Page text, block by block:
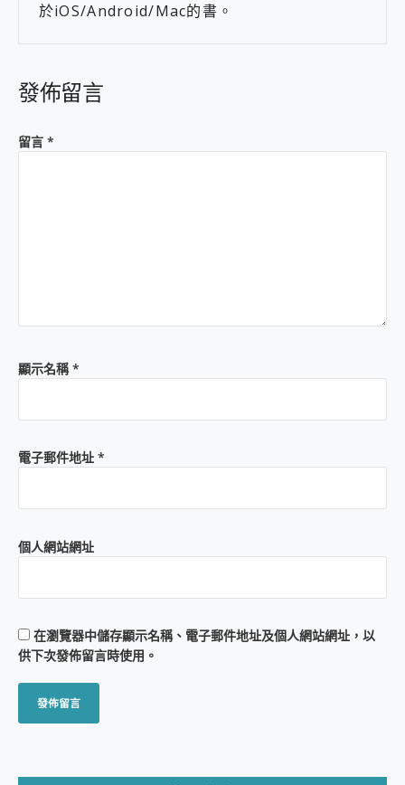
於iOS/Android/Mac的書。
發佈留言
留言 *
顯示名稱*
電子郵件地址 *
個人網站網址
在瀏覽器中儲存顯示名稱、電子郵件地址及個人網站網址，以
供下次發佈留言時使用。